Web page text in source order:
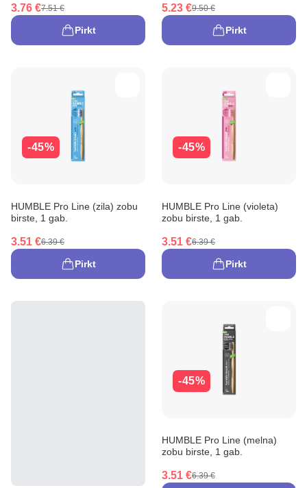
3.76 €7.51 €
Pirkt
5.23 €9.50 €
Pirkt
-45%
HUMBLE Pro Line (zila) zobu
birste, 1 gab.
3.51 €6.39 €
Pirkt
-45%
HUMBLE Pro Line (violeta)
zobu birste, 1 gab.
3.51 €6.39 €
Pirkt
-45%
HUMBLE Pro Line (melna)
zobu birste, 1 gab.
3.51 €6.39 €